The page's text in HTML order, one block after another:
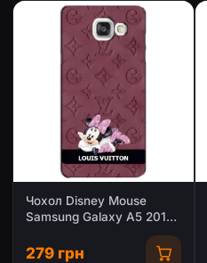
Чохол Disney Mouse
Samsung Galaxy A5 2016
(PREMIUMPrint)
279 грн